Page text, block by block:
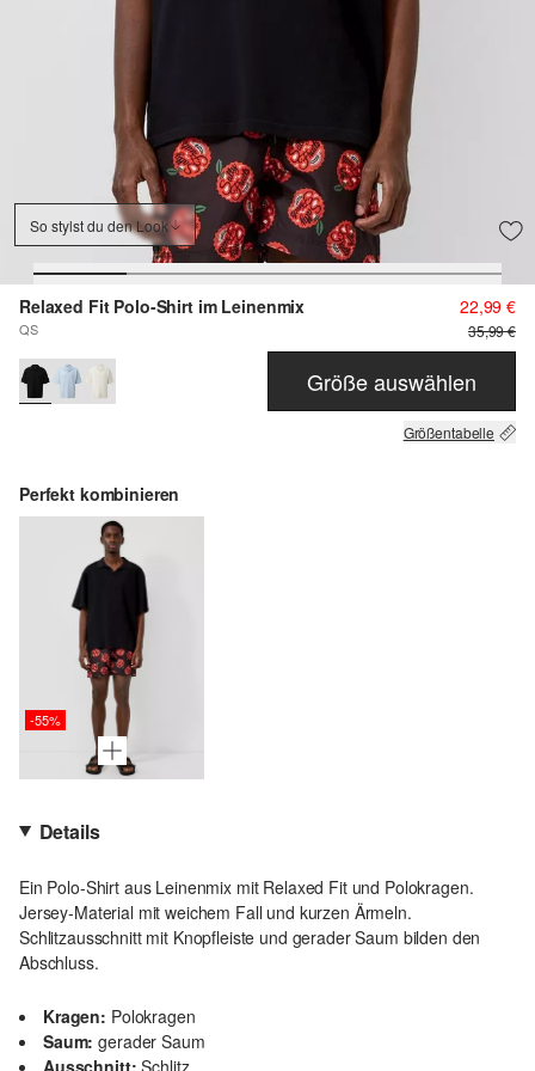
So stylst du den Look
Relaxed Fit Polo-Shirt im Leinenmix
QS
22,99 €
35,99 €
Größe auswählen
Größentabelle
Perfekt kombinieren
-55%
Details
Ein Polo-Shirt aus Leinenmix mit Relaxed Fit und Polokragen.
Jersey-Material mit weichem Fall und kurzen Ärmeln.
Schlitzausschnitt mit Knopfleiste und gerader Saum bilden den
Abschluss.
Kragen: Polokragen
Saum: gerader Saum
Ausschnitt: Schlitz